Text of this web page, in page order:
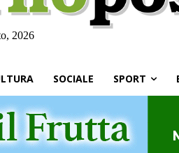
2026
SOCIALE SPORT